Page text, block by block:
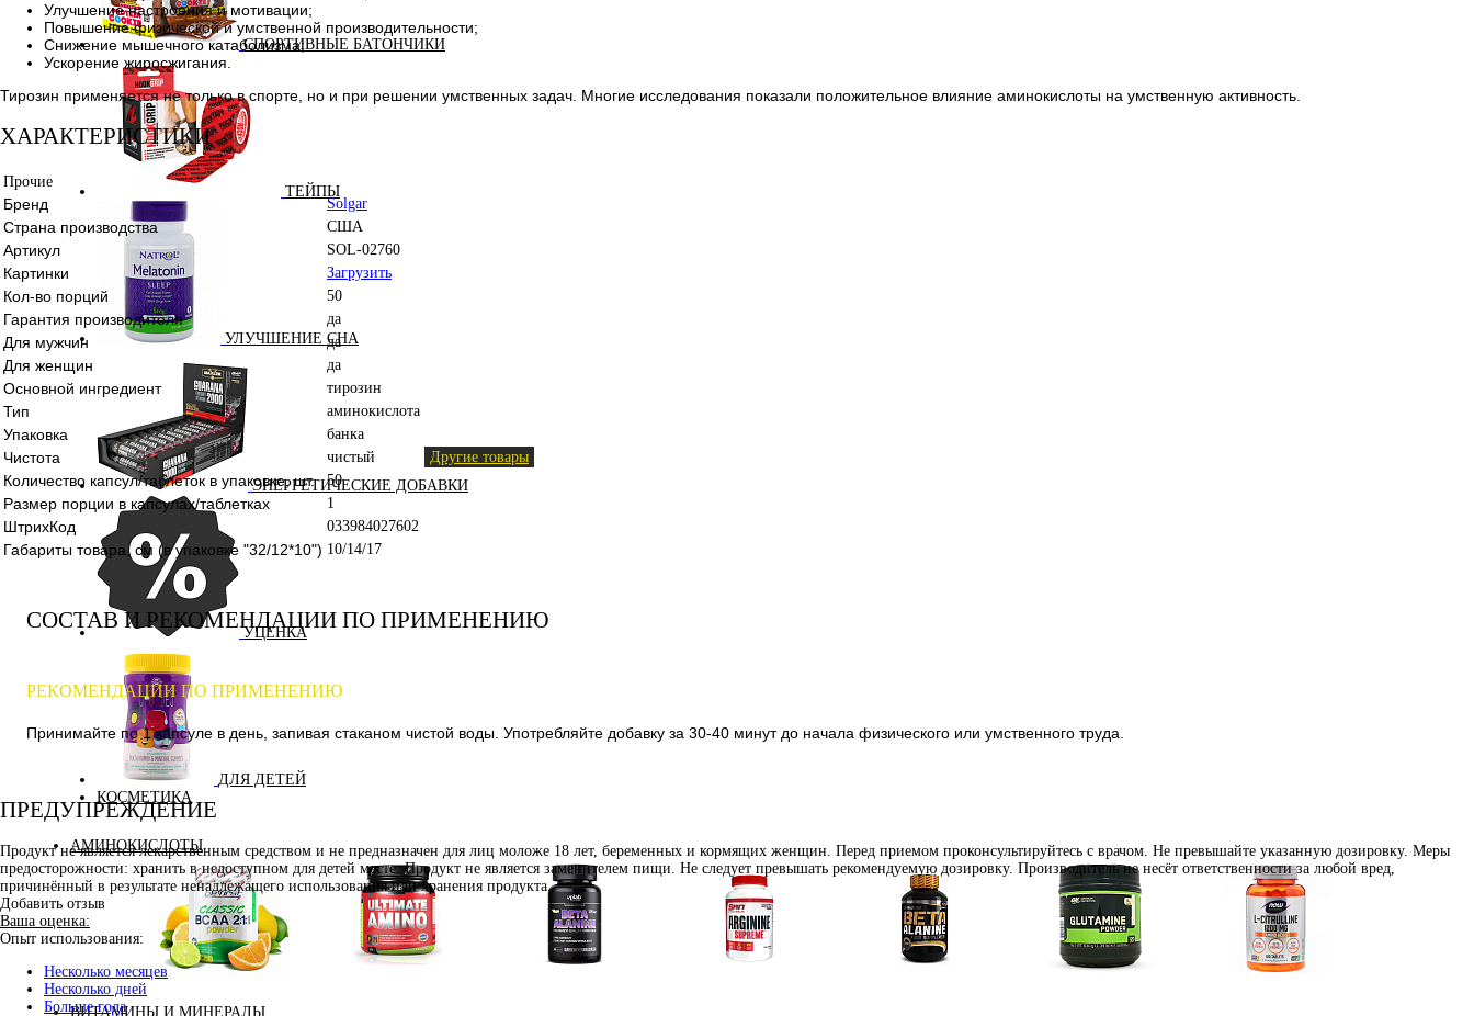
СПОРТИВНЫЕ БАТОНЧИКИ
ТЕЙПЫ
УЛУЧШЕНИЕ СНА
ЭНЕРГЕТИЧЕСКИЕ ДОБАВКИ
УЦЕНКА
ДЛЯ ДЕТЕЙ
КОСМЕТИКА
АМИНОКИСЛОТЫ
ВИТАМИНЫ И МИНЕРАЛЫ
Улучшение настроения и мотивации;
Повышение физической и умственной производительности;
Снижение мышечного катаболизма;
Ускорение жиросжигания.
Тирозин применяется не только в спорте, но и при решении умственных задач. Многие исследования показали положительное влияние аминокислоты на умственную активность.
ХАРАКТЕРИСТИКИ
Прочие
Бренд Solgar
Страна производства США
Артикул SOL-02760
Картинки Загрузить
Кол-во порций 50
Гарантия производителя да
Для мужчин да
Для женщин да
Основной ингредиент тирозин
Тип аминокислота
Упаковка банка
Чистота чистый Другие товары
Количество капсул/таблеток в упаковке, шт. 50
Размер порции в капсулах/таблетках 1
ШтрихКод 033984027602
Габариты товара, см (в упаковке "32/12*10") 10/14/17
СОСТАВ И РЕКОМЕНДАЦИИ ПО ПРИМЕНЕНИЮ
РЕКОМЕНДАЦИИ ПО ПРИМЕНЕНИЮ
Принимайте по 1 капсуле в день, запивая стаканом чистой воды. Употребляйте добавку за 30-40 минут до начала физического или умственного труда.
ПРЕДУПРЕЖДЕНИЕ
Продукт не является лекарственным средством и не предназначен для лиц моложе 18 лет, беременных и кормящих женщин. Перед приемом проконсультируйтесь с врачом. Не превышайте указанную дозировку. Меры
предосторожности: хранить в недоступном для детей месте. Продукт не является заменителем пищи. Не следует превышать рекомендуемую дозировку. Производитель не несёт ответственности за любой вред,
причинённый в результате ненадлежащего использования или хранения продукта.
Добавить отзыв
Ваша оценка:
Опыт использования:
Несколько месяцев
Несколько дней
Больше года